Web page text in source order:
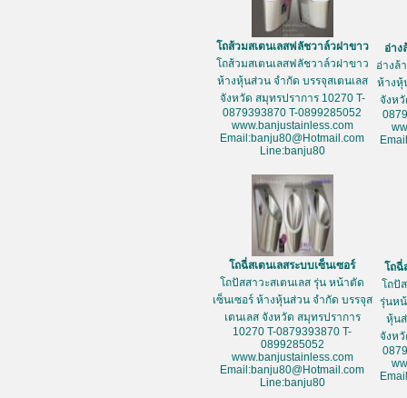
โถส้วมสเตนเลสฟลัชวาล์วฝาขาว
โถส้วมสเตนเลสฟลัชวาล์วฝาขาว
ห้างหุ้นส่วน จำกัด บรรจุสเตนเลส
จังหวัด สมุทรปราการ 10270 T-
0879393870 T-0899285052
www.banjustainless.com
Email:banju80@Hotmail.com
Line:banju80
อ่าง
อ่างล้
ห้างหุ้
จังห
โถฉี่สเตนเลสระบบเซ็นเซอร์
โถปัสสาวะสเตนเลส รุ่น หน้าตัด
เซ็นเซอร์ ห้างหุ้นส่วน จำกัด บรรจุส
เตนเลส จังหวัด สมุทรปราการ
10270 T-0879393870 T-
0899285052
www.banjustainless.com
Email:banju80@Hotmail.com
Line:banju80
โถฉี่
โถปั
รุ่นห
หุ้น
จังห